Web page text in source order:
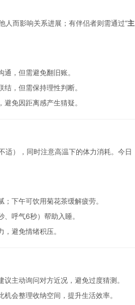
人而影响关系进展；有伴侣者则需通过“主
，但需避免翻旧账。
，但需保持理性判断。
免因距离感产生猜疑。
适），同时注意高温下的体力消耗。今日
下午可饮用菊花茶缓解疲劳。
、呼气6秒）帮助入睡。
避免情绪积压。
主动询问对方近况，避免过度猜测。
会整理收纳空间，提升生活效率。